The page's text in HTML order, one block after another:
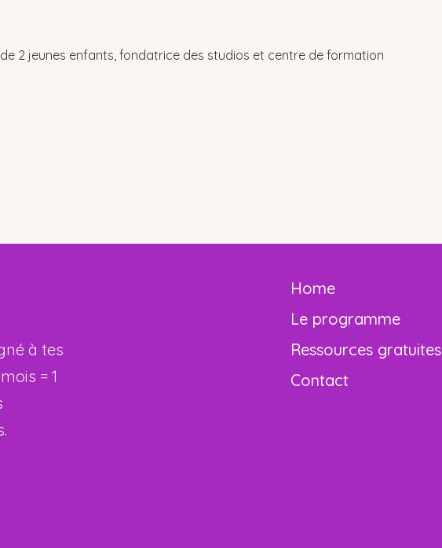
de 2 jeunes enfants, fondatrice des studios et centre de formation
à tes
= 1
Home
Le programme
Ressources gratuites
Contact